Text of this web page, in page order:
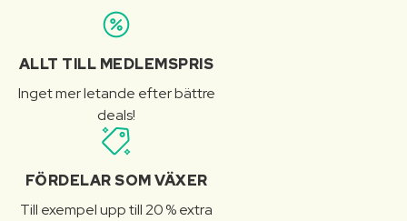
ALLT TILL MEDLEMSPRIS
Inget mer letande efter bättre
deals!
FÖRDELAR SOM VÄXER
Till exempel upp till 20 % extra